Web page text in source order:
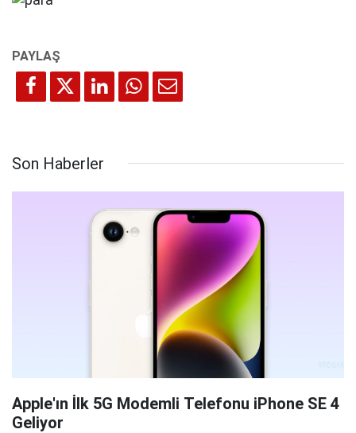
Son Haberler
Apple'ın İlk 5G Modemli Telefonu iPhone SE 4
Geliyor